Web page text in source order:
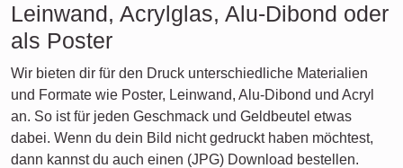
Leinwand, Acrylglas, Alu-Dibond oder
als Poster
Wir bieten dir für den Druck unterschiedliche Materialien
und Formate wie Poster, Leinwand, Alu-Dibond und Acryl
an. So ist für jeden Geschmack und Geldbeutel etwas
dabei. Wenn du dein Bild nicht gedruckt haben möchtest,
dann kannst du auch einen (JPG) Download bestellen.